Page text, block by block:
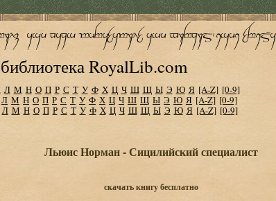
RoyalLib.com
Л М Н О П Р С Т У Ф Х Ц Ч Ш Щ Ы Э Ю Я [A-Z] [0-9]
Л М Н О П Р С Т У Ф Х Ц Ч Ш Щ Ы Э Ю Я [A-Z] [0-9]
Л М Н О П Р С Т У Ф Х Ц Ч Ш Щ Ы Э Ю Я [A-Z] [0-9]
Льюис Норман - Сицилийский специалист
скачать книгу бесплатно